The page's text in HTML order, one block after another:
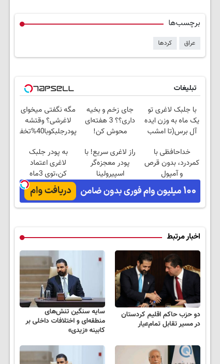
برچسب‌ها
عراق کردها
تبلیغات
با جلبک لاغری تو
یک ماه به وزن ایده
آل برس(تا امشب
جای زخم و بخیه
داری؟؟ 3 هفته‌ای
محوش کن!
مگه نگفتی میخوای
لاغرشی؟ وقتشه
پودرجلبکوبا40%تخفیف
خداحافظی با
کمردرد، بدون قرص
و آمپول
راز لاغری سریع! با
پودر معجزه‌گر
اسپیرولینا
(درتخفیف ویژه)
به پودر جلبک
لاغری اعتماد
کن،توی 3ماه
هیکلت رو بساز!
45%تخفیف
تابستانی
اخبار مرتبط
دو حزب حاکم اقلیم کردستان
در مسیر تقابل تمام‌عیار
سایه سنگین تنش‌های
منطقه‌ای و اختلافات داخلی بر
کابینه «زیدی»